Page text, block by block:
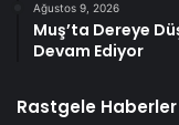
Ağustos 9, 2026
Muş’ta Dereye
Devam Ediyor
Rastgele Haberler